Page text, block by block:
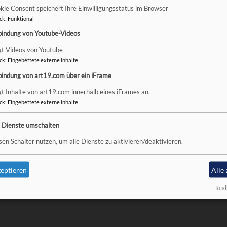
Kontakt
Consent speichert Ihre Einwilligungsstatus im Browser
: Funktional
von Youtube-Videos
Videos von Youtube
: Eingebettete externe Inhalte
von art19.com über ein iFrame
Inhalte von art19.com innerhalb eines iFrames an.
: Eingebettete externe Inhalte
Dienste umschalten
Schalter nutzen, um alle Dienste zu aktivieren/deaktivieren.
Alle